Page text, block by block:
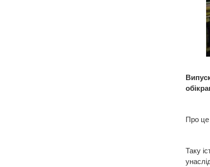
Про
Таку